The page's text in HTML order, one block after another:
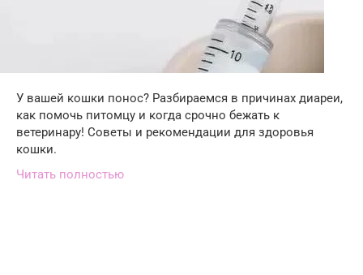
У вашей кошки понос? Разбираемся в причинах диареи,
как помочь питомцу и когда срочно бежать к
ветеринару! Советы и рекомендации для здоровья
кошки.
Читать полностью